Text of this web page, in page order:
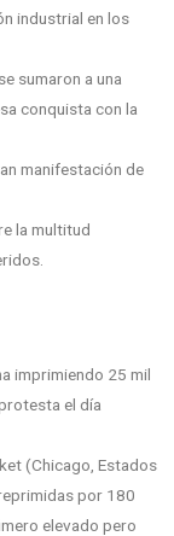
industrial en los
sumaron a una
conquista con la
manifestación de
la multitud
imprimiendo 25 mil
el día
(Chicago, Estados
por 180
elevado pero